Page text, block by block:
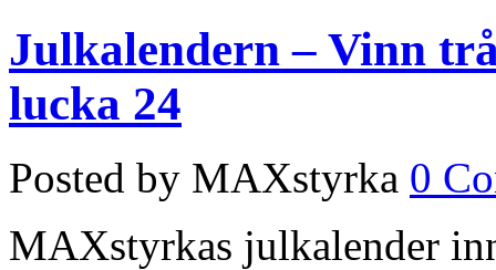
Julkalendern – Vinn
lucka 24
Posted by MAXstyrka 0
MAXstyrkas julkalender